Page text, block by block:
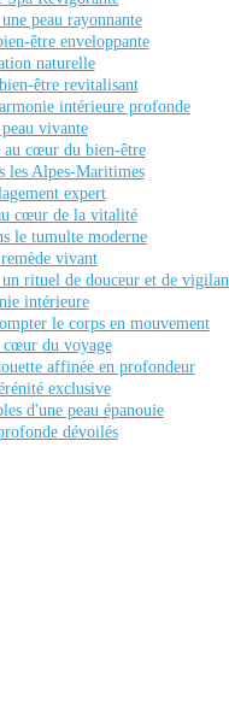
peau rayonnante
être enveloppante
naturelle
être revitalisant
intérieure profonde
vivante
au cœur du bien-être
les Alpes-Maritimes
expert
cœur de la vitalité
le tumulte moderne
vivant
rituel de douceur et de
intérieure
le corps en mouvement
cœur du voyage
affinée en profondeur
exclusive
d'une peau épanouie
dévoilés